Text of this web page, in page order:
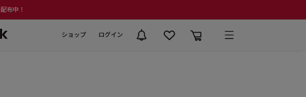
布中！
ショップ ログイン